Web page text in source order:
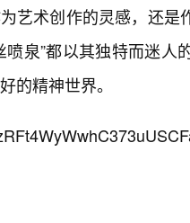
艺术创作的灵感，还
喷泉”都以其独特而迷
的精神世界。